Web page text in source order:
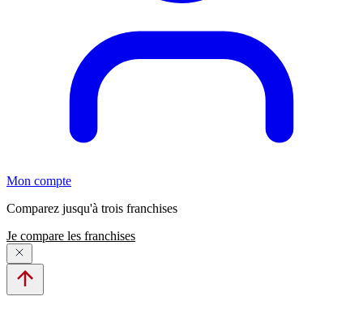
Mon compte
Comparez jusqu'à trois franchises
Je compare les franchises